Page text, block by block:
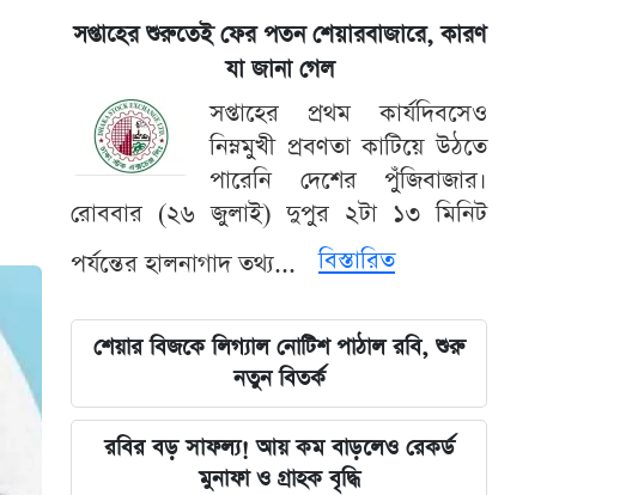
সপ্তাহের শুরুতেই ফের পতন শেয়ারবাজারে, কারণ
যা জানা গেল
সপ্তাহের প্রথম কার্যদিবসেও
নিম্নমুখী প্রবণতা কাটিয়ে উঠতে
পারেনি দেশের পুঁজিবাজার।
রোববার (২৬ জুলাই) দুপুর ২টা ১৩ মিনিট
পর্যন্তের হালনাগাদ তথ্য...
বিস্তারিত
শেয়ার বিজকে লিগ্যাল নোটিশ পাঠাল রবি, শুরু
নতুন বিতর্ক
রবির বড় সাফল্য! আয় কম বাড়লেও রেকর্ড
মুনাফা ও গ্রাহক বৃদ্ধি